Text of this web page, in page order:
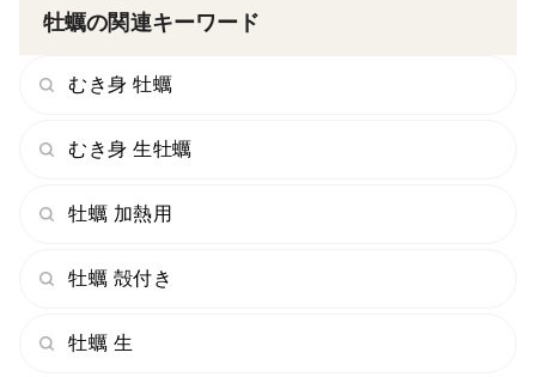
中でも、亜鉛の含有量は食品の中でトップクラス🏆
＜消費期限＞
例）4月１日発送の場合、4月4日まで。
✅乾燥すると身が痩せてくるので、
✅品質管理には十分注意しておりますが、生ものですの
体調のすぐれない方・お子様・高齢の方・特に胃腸の強
牡蠣の関連キーワード
むき身 牡蠣
むき身 生牡蠣
牡蠣 加熱用
牡蠣 殻付き
牡蠣 生